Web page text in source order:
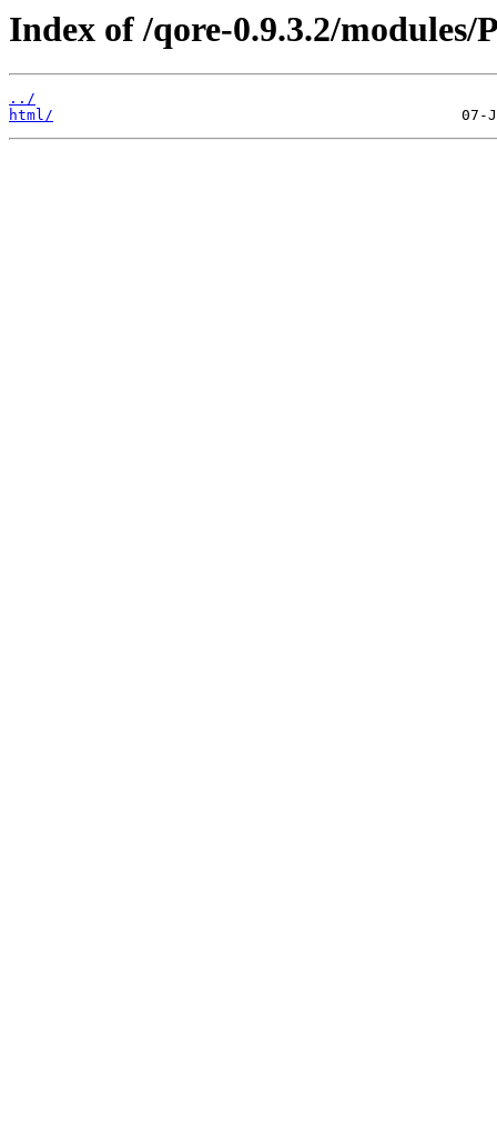
Index of /qore-0.9.3.2/modules/
../
html/